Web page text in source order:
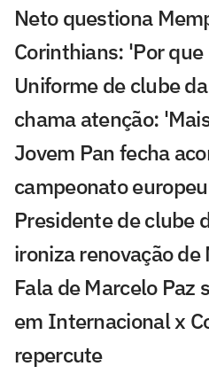
Neto questiona
Corinthians: 'Por
Uniforme de clube
chama atenção:
Jovem Pan fecha
campeonato europeu
Presidente de clube
ironiza renovação
Fala de Marcelo Paz
em Internacional x
repercute